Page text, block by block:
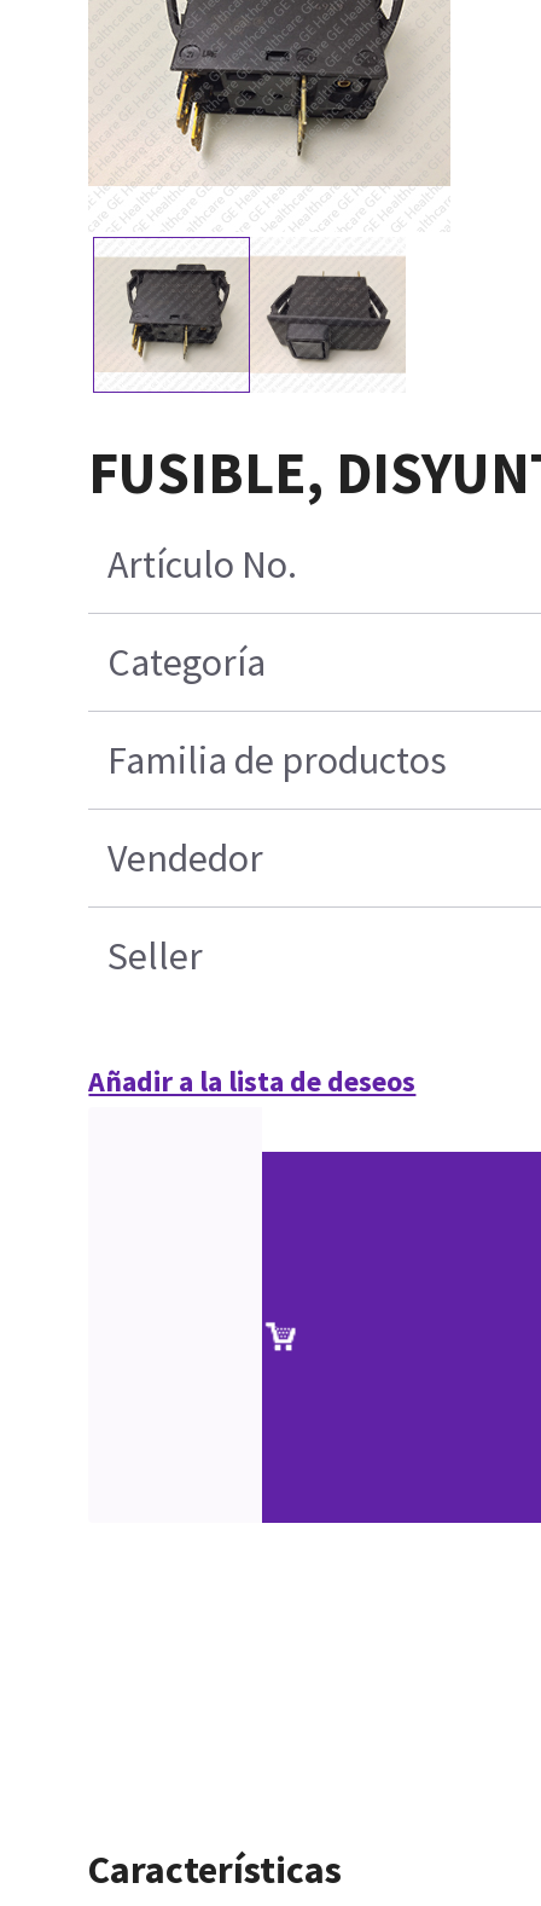
FUSIBLE,
Artículo No.
Categoría
Familia de productos
Vendedor
Seller
Añadir a la lista de deseos
Características